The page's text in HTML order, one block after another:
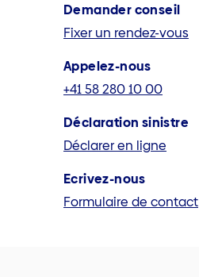
Demander conseil
Fixer un rendez-vous
Appelez-nous
+41 58 280 10 00
Déclaration sinistre
Déclarer en ligne
Ecrivez-nous
Formulaire de contact